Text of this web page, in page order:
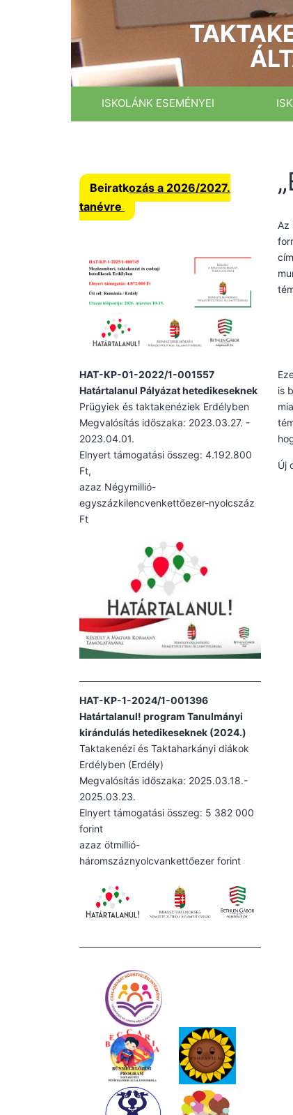
ISKOLÁNK ESEMÉNYEI
Beiratkozás a 2026/2027.
tanévre
HAT-KP-01-2022/1-001557
Határtalanul Pályázat hetedikeseknek
Prügyiek és taktakenéziek Erdélyben
Megvalósítás időszaka: 2023.03.27. -
2023.04.01.
Elnyert támogatási összeg: 4.192.800
Ft,
azaz Négymillió-
egyszázkilencvenkettőezer-nyolcszáz
Ft
HAT-KP-1-2024/1-001396
Határtalanul! program Tanulmányi
kirándulás hetedikeseknek (2024.)
Taktakenézi és Taktaharkányi diákok
Erdélyben (Erdély)
Megvalósítás időszaka: 2025.03.18.-
2025.03.23.
Elnyert támogatási összeg: 5 382 000
forint
azaz ötmillió-
háromszáznyolcvankettőezer forint
Az
is
Új